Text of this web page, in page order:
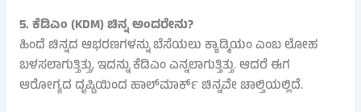
5. ಕೆಡಿಎಂ (KDM) ಚಿನ್ನ ಅಂದರೇನು?
ಹಿಂದೆ ಚಿನ್ನದ ಆಭರಣಗಳನ್ನು ಬೆಸೆಯಲು ಕ್ಯಾಡ್ಮಿಯಂ ಎಂಬ ಲೋಹ
ಬಳಸಲಾಗುತ್ತಿತ್ತು, ಇದನ್ನು ಕೆಡಿಎಂ ಎನ್ನಲಾಗುತ್ತಿತ್ತು. ಆದರೆ ಈಗ
ಆರೋಗ್ಯದ ದೃಷ್ಟಿಯಿಂದ ಹಾಲ್‌ಮಾರ್ಕ್ ಚಿನ್ನವೇ ಚಾಲ್ತಿಯಲ್ಲಿದೆ.